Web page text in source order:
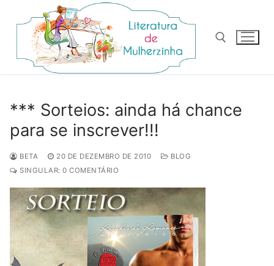
para
conteúdo
*** Sorteios: ainda há chance
para se inscrever!!!
BETA 20 DE DEZEMBRO DE 2010
BLOG
SINGULAR: 0 COMENTÁRIO